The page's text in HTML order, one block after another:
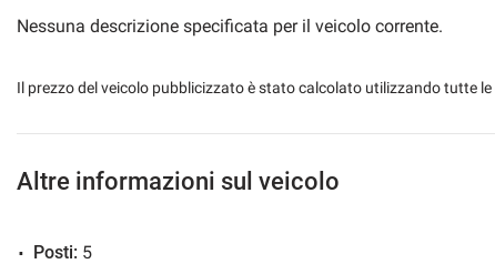
Nessuna descrizione specificata per il veicolo corrente.
Il prezzo del veicolo pubblicizzato è stato calcolato utilizzando tutte
Altre informazioni sul veicolo
Posti: 5